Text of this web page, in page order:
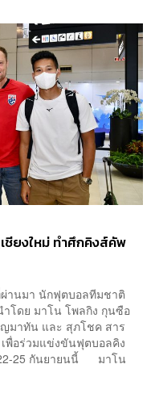
ชียงใหม่ ทำศึกคิงส์คัพ
ผ่านมา นักฟุตบอลทีมชาติ
ำโดย มาโน โพลกิง กุนซือ
มาทัน และ สุภโชค สาร
พื่อร่วมแข่งขันฟุตบอลคิง
22-25 กันยายนนี้ มาโน